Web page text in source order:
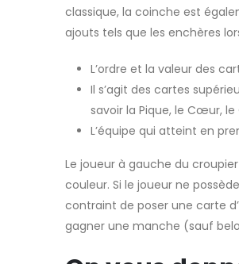
classique, la coinche est
ajouts tels que les enchères
L’ordre et la valeur des
Il s’agit des cartes
savoir la Pique, le Cœur,
L’équipe qui atteint en
Le joueur à gauche du
couleur. Si le joueur ne
contraint de poser une carte
gagner une manche (sauf